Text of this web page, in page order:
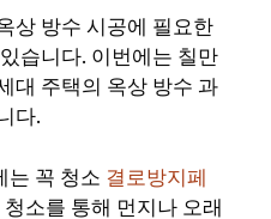
상 방수 시공에 필요한
습니다. 이번에는 칠만
대 주택의 옥상 방수 과
다.
는 꼭 청소 결로방지페
소를 통해 먼지나 오래